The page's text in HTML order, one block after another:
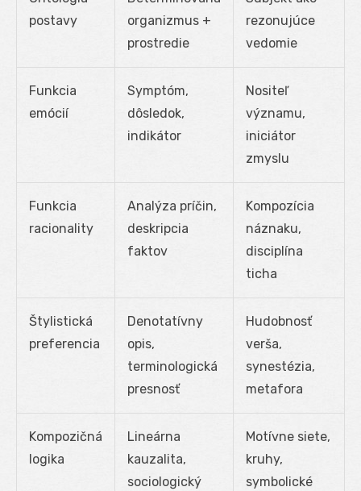
postavy
organizmus +
prostredie
rezonujúce
vedomie
Funkcia
emócií
Symptóm,
dôsledok,
indikátor
Nositeľ
významu,
iniciátor
zmyslu
Funkcia
racionality
Analýza príčin,
deskripcia
faktov
Kompozícia
náznaku,
disciplína
ticha
Štylistická
preferencia
Denotatívny
opis,
terminologická
presnosť
Hudobnosť
verša,
synestézia,
metafora
Kompozičná
logika
Lineárna
kauzalita,
sociologický
Motívne siete,
kruhy,
symbolické